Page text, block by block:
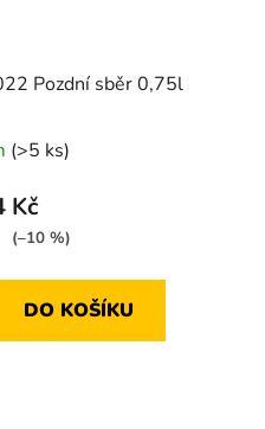
Pozdní sběr 0,75l
(>5 ks)
Kč
(–10 %)
DO KOŠÍKU